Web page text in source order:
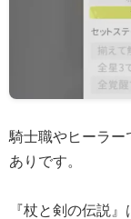
騎士職やヒーラー
ありです。
『杖と剣の伝説